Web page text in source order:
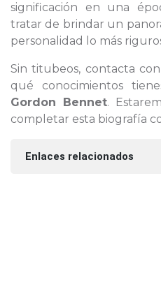
significación en una
tratar de brindar un
personalidad lo más
Sin titubeos, contacta
qué conocimientos
Gordon Bennet.
completar esta biografía
Enlaces relacionados